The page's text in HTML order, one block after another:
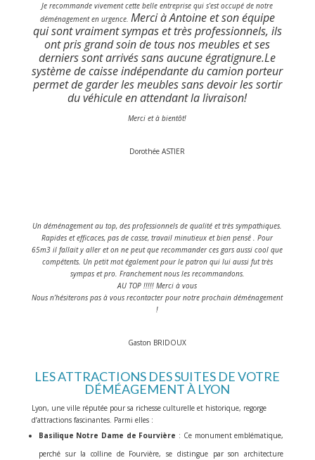
Je recommande vivement cette belle entreprise qui s’est occupé de notre
déménagement en urgence. Merci à Antoine et son équipe
qui sont vraiment sympas et très professionnels, ils
ont pris grand soin de tous nos meubles et ses
derniers sont arrivés sans aucune égratignure.Le
système de caisse indépendante du camion porteur
permet de garder les meubles sans devoir les sortir
du véhicule en attendant la livraison!
Merci et à bientôt!
Dorothée ASTIER
Un déménagement au top, des professionnels de qualité et très sympathiques.
Rapides et efficaces, pas de casse, travail minutieux et bien pensé . Pour
65m3 il fallait y aller et on ne peut que recommander ces gars aussi cool que
compétents. Un petit mot également pour le patron qui lui aussi fut très
sympas et pro. Franchement nous les recommandons.
AU TOP !!!!! Merci à vous
Nous n’hésiterons pas à vous recontacter pour notre prochain déménagement
!
Gaston BRIDOUX
LES ATTRACTIONS DES SUITES DE VOTRE
DÉMÉAGEMENT À LYON
Lyon, une ville réputée pour sa richesse culturelle et historique, regorge
d’attractions fascinantes. Parmi elles :
Basilique Notre Dame de Fourvière : Ce monument emblématique,
perché sur la colline de Fourvière, se distingue par son architecture